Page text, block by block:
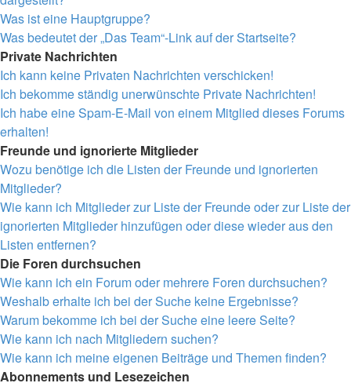
Was ist eine Hauptgruppe?
Was bedeutet der „Das Team“-Link auf der Startseite?
Private Nachrichten
Ich kann keine Privaten Nachrichten verschicken!
Ich bekomme ständig unerwünschte Private Nachrichten!
Ich habe eine Spam-E-Mail von einem Mitglied dieses Forums
erhalten!
Freunde und ignorierte Mitglieder
Wozu benötige ich die Listen der Freunde und ignorierten
Mitglieder?
Wie kann ich Mitglieder zur Liste der Freunde oder zur Liste der
ignorierten Mitglieder hinzufügen oder diese wieder aus den
Listen entfernen?
Die Foren durchsuchen
Wie kann ich ein Forum oder mehrere Foren durchsuchen?
Weshalb erhalte ich bei der Suche keine Ergebnisse?
Warum bekomme ich bei der Suche eine leere Seite?
Wie kann ich nach Mitgliedern suchen?
Wie kann ich meine eigenen Beiträge und Themen finden?
Abonnements und Lesezeichen